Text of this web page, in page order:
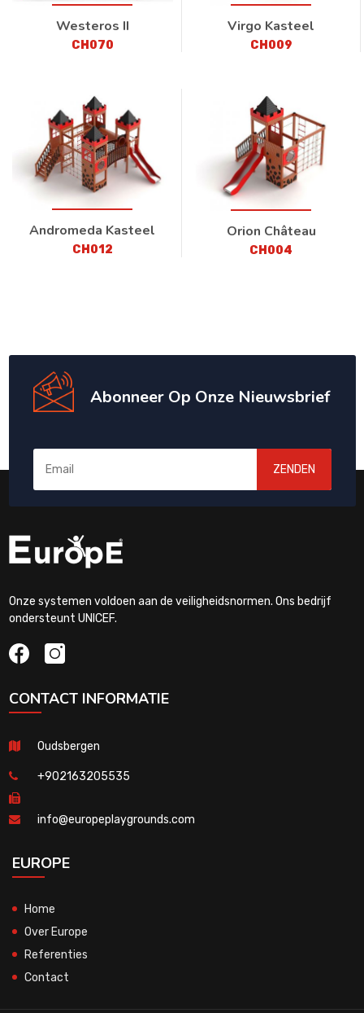
Westeros II
CH070
Virgo Kasteel
CH009
Andromeda Kasteel
CH012
Orion Château
CH004
Abonneer Op Onze Nieuwsbrief
ZENDEN
Onze systemen voldoen aan de veiligheidsnormen. Ons bedrijf
ondersteunt UNICEF.
CONTACT INFORMATIE
Oudsbergen
+902163205535
info@europeplaygrounds.com
EUROPE
Home
Over Europe
Referenties
Contact